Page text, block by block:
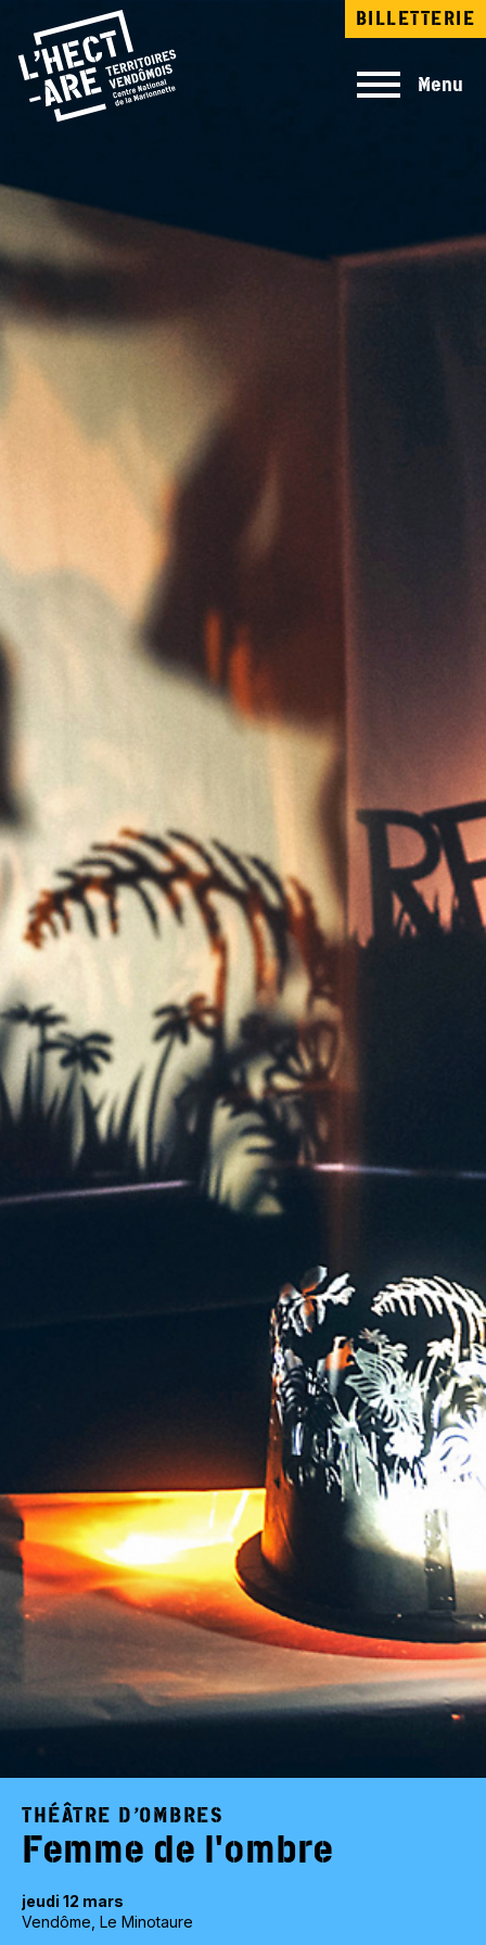
contenu
principal
BILLETTERIE
Menu
THÉÂTRE D’OMBRES
Femme de l'ombre
jeudi 12 mars
Vendôme, Le Minotaure